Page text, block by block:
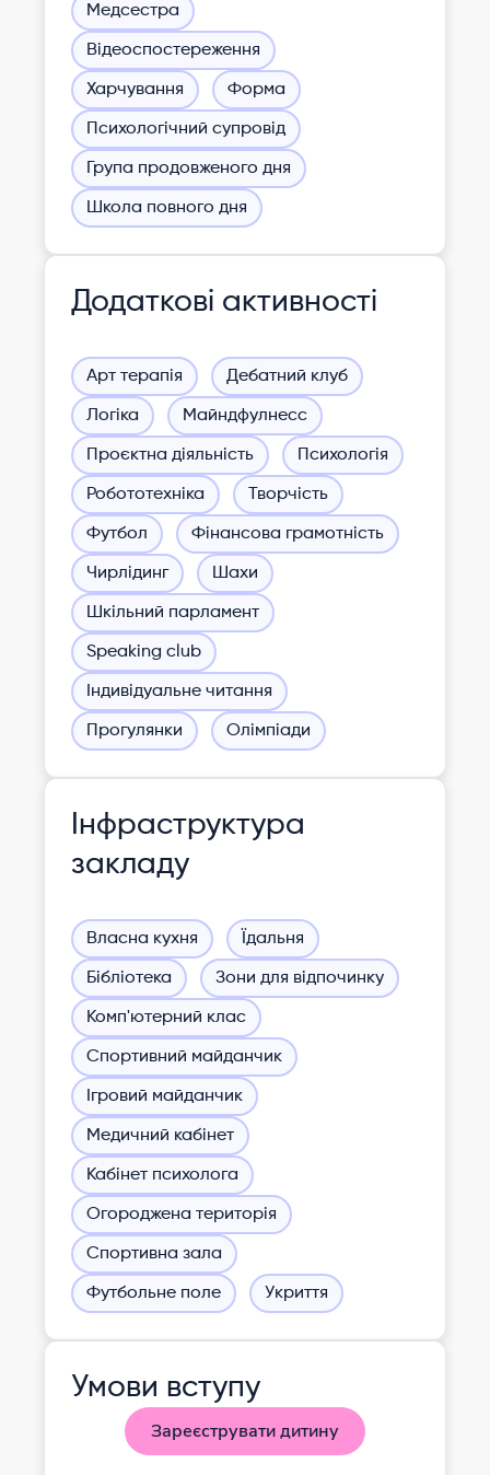
Медсестра
Відеоспостереження
Харчування Форма
Психологічний супровід
Група продовженого дня
Школа повного дня
Додаткові активності
Арт терапія Дебатний клуб
Логіка Майндфулнесс
Проєктна діяльність Психологія
Робототехніка Творчість
Футбол Фінансова грамотність
Чирлідинг Шахи
Шкільний парламент
Speaking club
Індивідуальне читання
Прогулянки Олімпіади
Інфраструктура
закладу
Власна кухня Їдальня
Бібліотека Зони для відпочинку
Комп'ютерний клас
Спортивний майданчик
Ігровий майданчик
Медичний кабінет
Кабінет психолога
Огороджена територія
Спортивна зала
Футбольне поле Укриття
Умови вступу
Зареєструвати дитину